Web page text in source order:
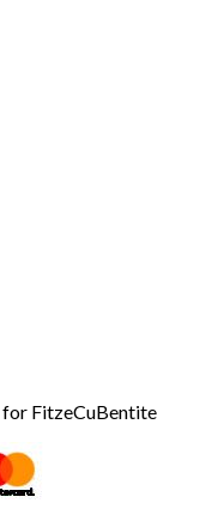
for FitzeCuBentite